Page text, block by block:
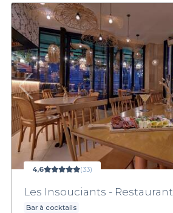
4,6 (33)
Les Insouciants - Restaurant
Bar à cocktails